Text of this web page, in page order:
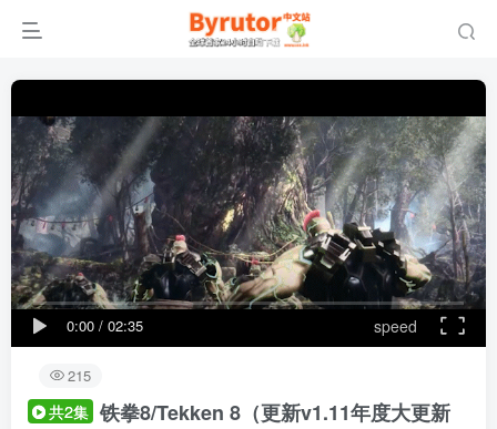
0:00 / 02:35 speed
215
共2集 铁拳8/Tekken 8（更新v1.11年度大更新